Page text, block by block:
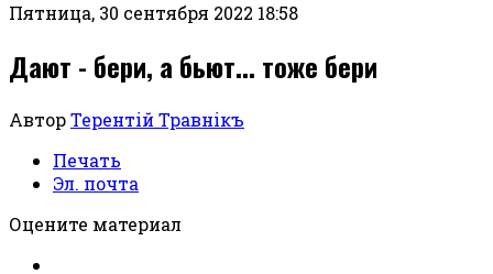
Пятница, 30 сентября 2022 18:58
Дают - бери, а бьют... тоже бери
АвторТерентiй Травнiкъ
Печать
Эл. почта
Оцените материал